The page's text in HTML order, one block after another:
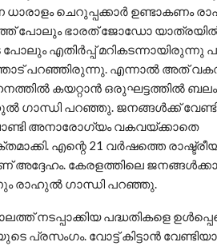
ധാരാളം ചെറുപ്പക്കാര്‍ ഉണ്ടാകണം
പോലും ഭാരത് ജോഡോ യാത്രയില്‍
എതിര്‍പ്പ് മറികടന്നായിരുന്നു
പറഞ്ഞിരുന്നു. എന്നാല്‍ അത്
കയറ്റാന്‍ ഒരുഘട്ടത്തില്‍ ബലം
ഗാന്ധി പറഞ്ഞു. ജനങ്ങള്‍ക്ക് വേണ്ടി
അനാരോഗ്യം വകവയ്ക്കാതെ
എന്റെ 21 വര്‍ഷത്തെ
അദ്ദേഹം. കേരളത്തിലെ
രാഹുല്‍ ഗാന്ധി പറഞ്ഞു.
നടപ്പാക്കിയ പദ്ധതികളെ
പ്രസംഗം. വോട്ട് കിട്ടാന്‍